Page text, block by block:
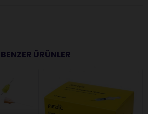
BENZER ÜRÜNLER